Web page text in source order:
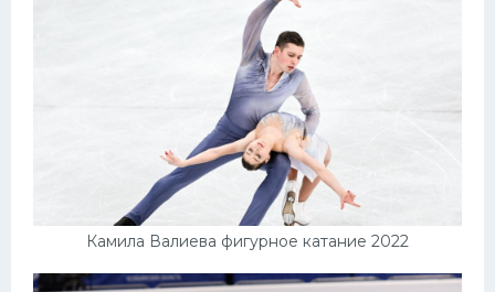
Камила Валиева фигурное катание 2022